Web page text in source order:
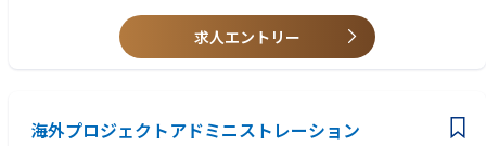
【あると望ましい資格】
■建設施工管理技士
求人エントリー
海外プロジェクトアドミニストレーション